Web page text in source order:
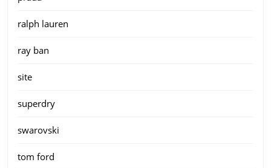
ralph lauren
ray ban
site
superdry
swarovski
tom ford